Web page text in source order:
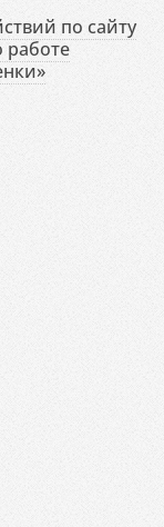
по сайту
работе